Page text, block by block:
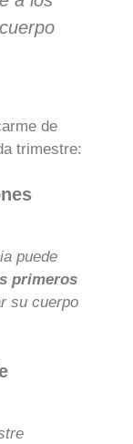
de
trimestre:
puede
primeros
su cuerpo